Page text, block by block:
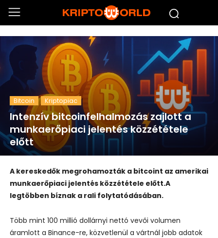
Bitcoin Kriptopiac
Intenzív bitcoinfelhalmozás zajlott a
munkaerőpiaci jelentés közzététele
előtt
A kereskedők megrohamozták a bitcoint az amerikai
munkaerőpiaci jelentés közzététele előtt.A
legtöbben bíznak a rali folytatódásában.
Több mint 100 millió dollárnyi nettó vevői volumen
áramlott a Binance-re, közvetlenül a vártnál jobb adatok